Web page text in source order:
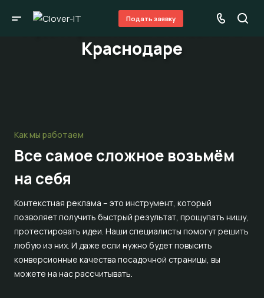
Подать заявку
Аудит рекламы в Яндекс в
Краснодаре
Как мы работаем
Все самое сложное возьмём
на себя
Контекстная реклама – это инструмент, который
позволяет получить быстрый результат, прощупать нишу,
протестировать идеи. Наши специалисты помогут решить
любую из них. И даже если нужно будет повысить
конверсионные качества посадочной страницы, вы
можете на нас рассчитывать.